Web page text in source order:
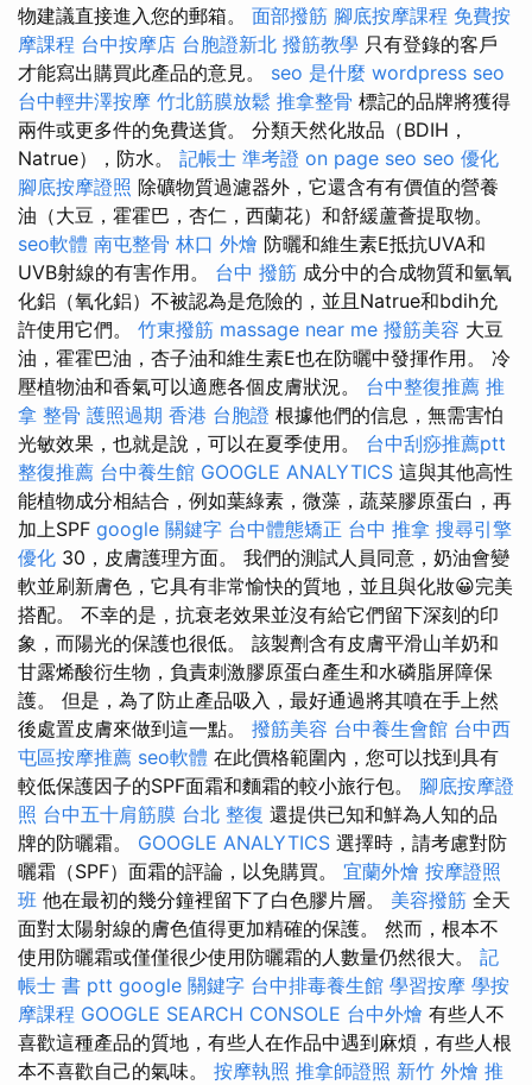
物建議直接進入您的郵箱。 面部撥筋 腳底按摩課程 免費按
摩課程 台中按摩店 台胞證新北 撥筋教學 只有登錄的客戶
才能寫出購買此產品的意見。 seo 是什麼 wordpress seo
台中輕井澤按摩 竹北筋膜放鬆 推拿整骨 標記的品牌將獲得
兩件或更多件的免費送貨。 分類天然化妝品（BDIH，
Natrue），防水。 記帳士 準考證 on page seo seo 優化
腳底按摩證照 除礦物質過濾器外，它還含有有價值的營養
油（大豆，霍霍巴，杏仁，西蘭花）和舒緩蘆薈提取物。
seo軟體 南屯整骨 林口 外燴 防曬和維生素E抵抗UVA和
UVB射線的有害作用。 台中 撥筋 成分中的合成物質和氫氧
化鋁（氧化鋁）不被認為是危險的，並且Natrue和bdih允
許使用它們。 竹東撥筋 massage near me 撥筋美容 大豆
油，霍霍巴油，杏子油和維生素E也在防曬中發揮作用。 冷
壓植物油和香氣可以適應各個皮膚狀況。 台中整復推薦 推
拿 整骨 護照過期 香港 台胞證 根據他們的信息，無需害怕
光敏效果，也就是說，可以在夏季使用。 台中刮痧推薦ptt
整復推薦 台中養生館 GOOGLE ANALYTICS 這與其他高性
能植物成分相結合，例如葉綠素，微藻，蔬菜膠原蛋白，再
加上SPF google 關鍵字 台中體態矯正 台中 推拿 搜尋引擎
優化 30，皮膚護理方面。 我們的測試人員同意，奶油會變
軟並刷新膚色，它具有非常愉快的質地，並且與化妝😀完美
搭配。 不幸的是，抗衰老效果並沒有給它們留下深刻的印
象，而陽光的保護也很低。 該製劑含有皮膚平滑山羊奶和
甘露烯酸衍生物，負責刺激膠原蛋白產生和水磷脂屏障保
護。 但是，為了防止產品吸入，最好通過將其噴在手上然
後處置皮膚來做到這一點。 撥筋美容 台中養生會館 台中西
屯區按摩推薦 seo軟體 在此價格範圍內，您可以找到具有
較低保護因子的SPF面霜和麵霜的較小旅行包。 腳底按摩證
照 台中五十肩筋膜 台北 整復 還提供已知和鮮為人知的品
牌的防曬霜。 GOOGLE ANALYTICS 選擇時，請考慮對防
曬霜（SPF）面霜的評論，以免購買。 宜蘭外燴 按摩證照
班 他在最初的幾分鐘裡留下了白色膠片層。 美容撥筋 全天
面對太陽射線的膚色值得更加精確的保護。 然而，根本不
使用防曬霜或僅僅很少使用防曬霜的人數量仍然很大。 記
帳士 書 ptt google 關鍵字 台中排毒養生館 學習按摩 學按
摩課程 GOOGLE SEARCH CONSOLE 台中外燴 有些人不
喜歡這種產品的質地，有些人在作品中遇到麻煩，有些人根
本不喜歡自己的氣味。 按摩執照 推拿師證照 新竹 外燴 推